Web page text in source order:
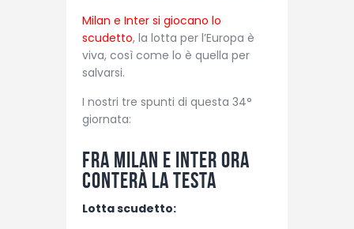
Milan e Inter si giocano lo
scudetto, la lotta per l’Europa è
viva, così come lo è quella per
salvarsi.
I nostri tre spunti di questa 34°
giornata:
Fra Milan e Inter ora
conterà la testa
Lotta scudetto: